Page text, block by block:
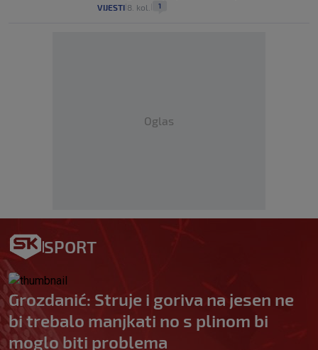
VIJESTI 8. kol. 1
Oglas
SPORT
Grozdanić: Struje i goriva na jesen ne
bi trebalo manjkati no s plinom bi
moglo biti problema